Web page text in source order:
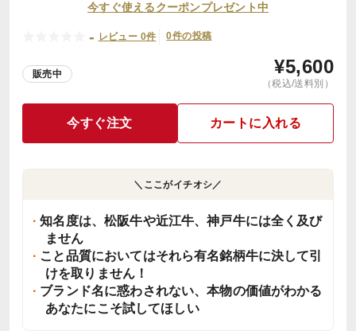
今すぐ使えるクーポンプレゼント中
- レビュー 0件 0件の投稿
販売中 ¥5,600
（税込/送料別）
今すぐ注文 カートに入れる
＼ここがイチオシ／
知名度は、松阪牛や近江牛、神戸牛には全く及び
ません
こと品質においてはそれら有名銘柄牛に決して引
けを取りません！
ブランド名に惑わされない、本物の価値がわかる
あなたにこそ試してほしい